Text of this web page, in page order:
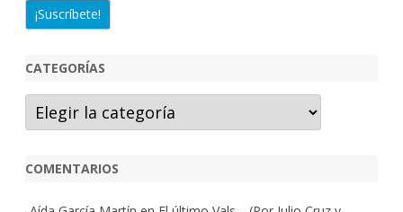
CATEGORÍAS
Categorías
COMENTARIOS